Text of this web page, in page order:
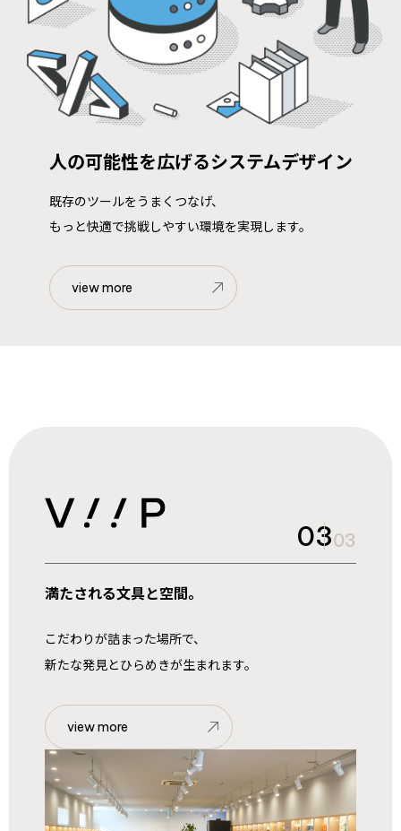
人の可能性を広げるシステムデザイン
既存のツールをうまくつなげ、
もっと快適で挑戦しやすい環境を実現します。
view more
0303
満たされる文具と空間。
こだわりが詰まった場所で、
新たな発見とひらめきが生まれます。
view more